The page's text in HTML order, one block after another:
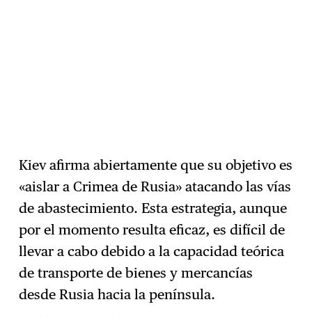
Kiev afirma abiertamente que su objetivo es
«aislar a Crimea de Rusia» atacando las vías
de abastecimiento. Esta estrategia, aunque
por el momento resulta eficaz, es difícil de
llevar a cabo debido a la capacidad teórica
de transporte de bienes y mercancías
desde Rusia hacia la península.